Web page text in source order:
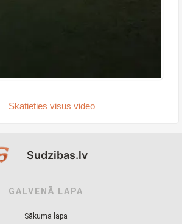
Skatieties visus video
Sudzibas.lv
GALVENĀ LAPA
Sākuma lapa